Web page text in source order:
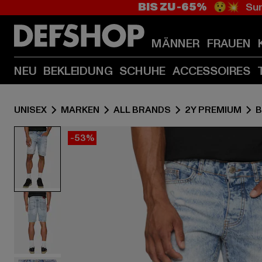
BIS ZU -65% 😲💥
MÄNNER FRAUEN
NEU BEKLEIDUNG SCHUHE ACCESSOIRES
UNISEX MARKEN ALL BRANDS 2Y PREMIUM
-53%